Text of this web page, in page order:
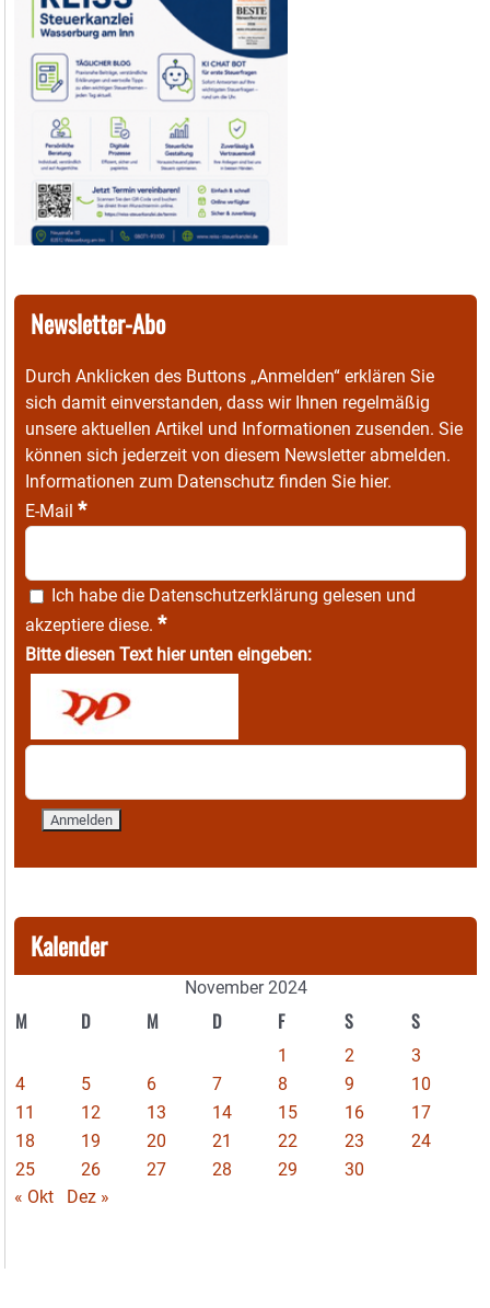
Newsletter-Abo
Durch Anklicken des Buttons „Anmelden“ erklären Sie
sich damit einverstanden, dass wir Ihnen regelmäßig
unsere aktuellen Artikel und Informationen zusenden. Sie
können sich jederzeit von diesem Newsletter abmelden.
Informationen zum Datenschutz finden Sie hier.
E-Mail *
Ich habe die Datenschutzerklärung gelesen und
akzeptiere diese. *
Bitte diesen Text hier unten eingeben:
Kalender
November 2024
M D M D F S S
1 2
3
4
5 6 7 8 9
10
11
12 13 14 15 16
17
18
19 20 21 22 23
24
25
26 27 28 29
30
« Okt
Dez »